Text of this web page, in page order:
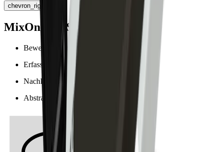
chevron_right
MixOn PIR Sensor
Bewegungsmelder für das MixOn Netzteil
Erfassungsdistanz: 1000 mm - 3000 mm
Nachlaufzeit: 3 min
Abstrahlwinkel: 100°